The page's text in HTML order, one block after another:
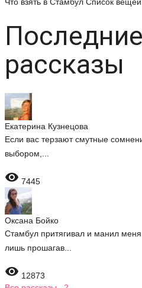
Последние
рассказы
Екатерина Кузнецова
Если вас терзают смутные
выбором,...
 7445
Оксана Бойко
Стамбул притягивал и манил меня
лишь прошагав...
 12873